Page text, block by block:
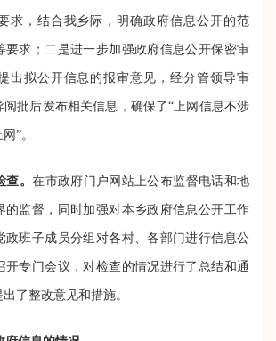
求，结合我乡际，明确政府信息公开的范
要求；二是进一步加强政府信息公开保密审
出拟公开信息的报审意见，经分管领导审
批后发布相关信息，确保了“上网信息不涉
”。
查。在市政府门户网站上公布监督电话和地
的监督，同时加强对本乡政府信息公开工作
政班子成员分组对各村、各部门进行信息公
开专门会议，对检查的情况进行了总结和通
出了整改意见和措施。